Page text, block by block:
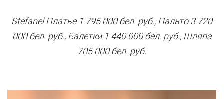
Stefanel Платье 1 795 000 бел. руб., Пальто 3 720
000 бел. руб., Балетки 1 440 000 бел. руб., Шляпа
705 000 бел. руб.